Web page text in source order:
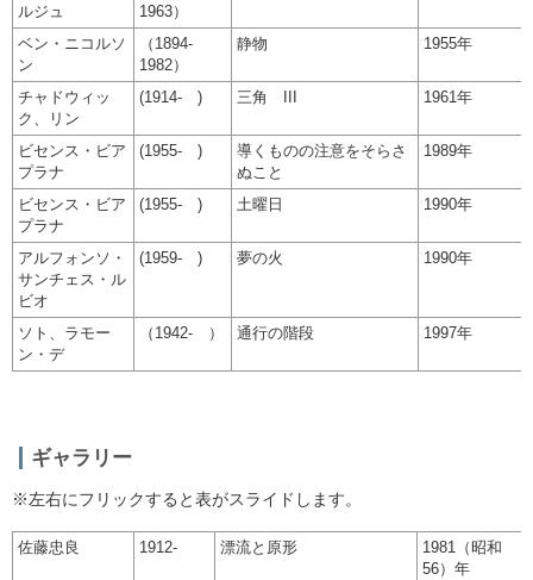
ルジュ
1963）
ベン・ニコルソ
ン
（1894-
1982）
静物 1955年
チャドウィッ
ク、リン
(1914- ) 三角 III 1961年
ビセンス・ビア
プラナ
(1955- )
導くものの注意をそらさ
ぬこと
1989年
ビセンス・ビア
プラナ
(1955- ) 土曜日 1990年
アルフォンソ・
サンチェス・ル
ビオ
(1959- ) 夢の火 1990年
ソト、ラモー
ン・デ
（1942- ） 通行の階段 1997年
ギャラリー
※左右にフリックすると表がスライドします。
佐藤忠良 1912- 漂流と原形
1981（昭和
56）年